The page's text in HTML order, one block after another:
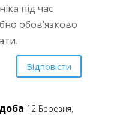
під час
обов’язково
Відповісти
12 Березня,